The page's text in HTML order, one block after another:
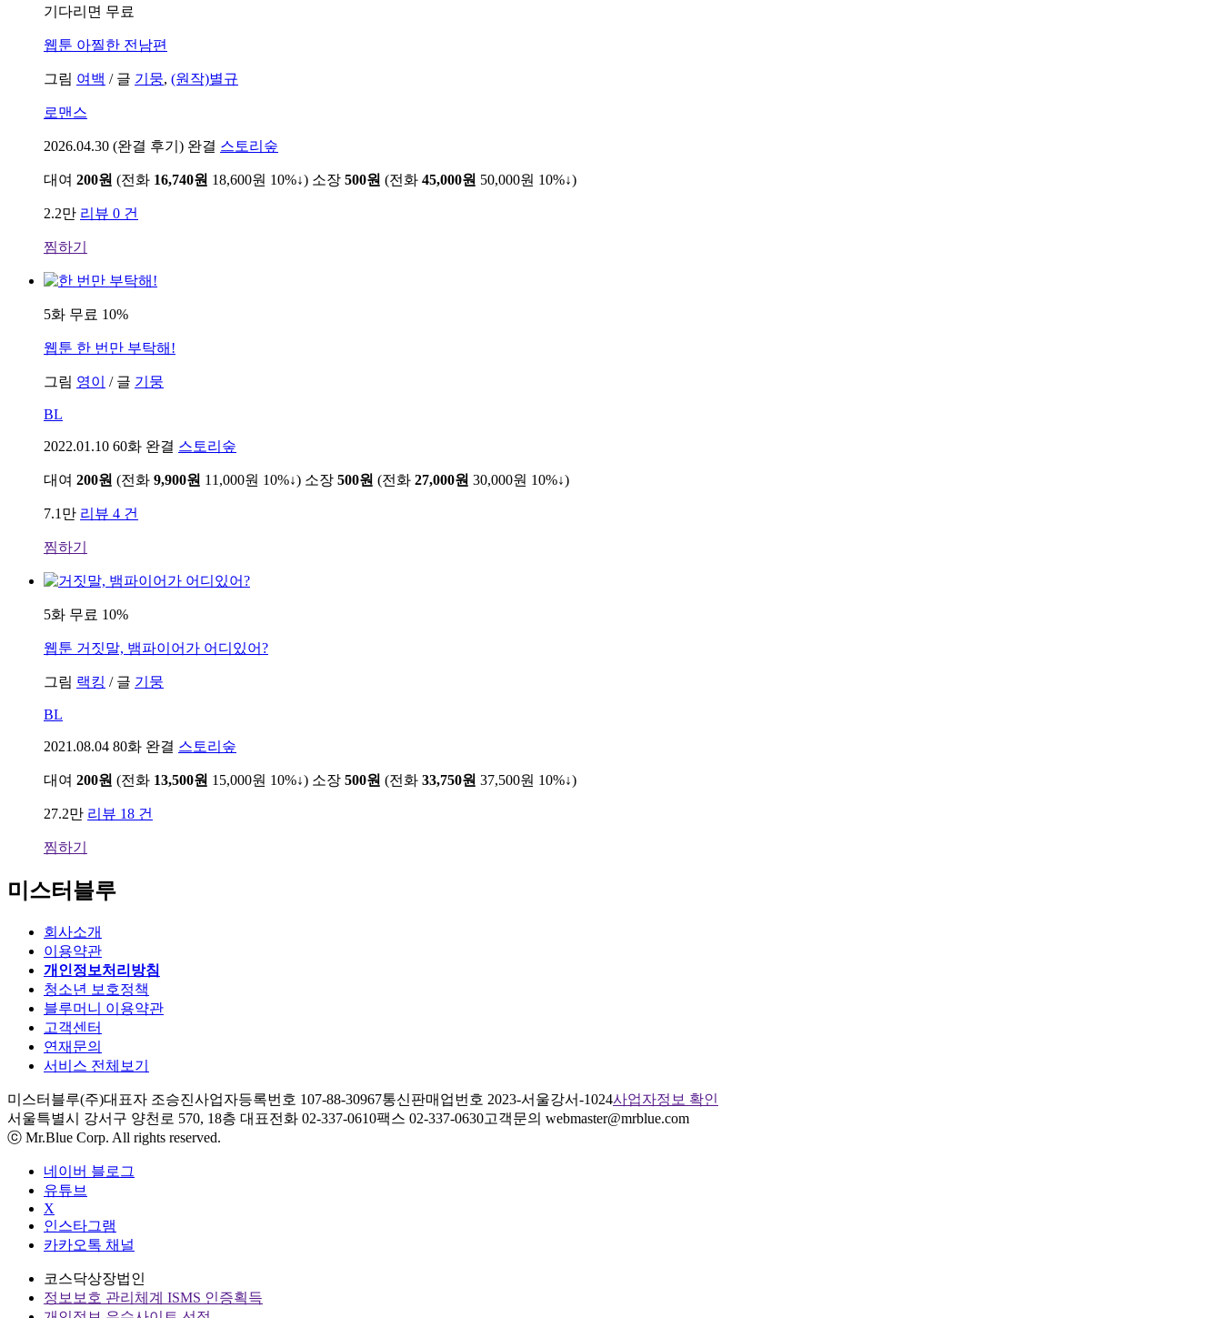
기다리면 무료
웹툰 아찔한 전남편
그림 여백 / 글 기뭉, (원작)별규
로맨스
2026.04.30 (완결 후기) 완결 스토리숲
대여 200원 (전화 16,740원 18,600원 10%↓) 소장 500원 (전화 45,000원 50,000원 10%↓)
2.2만 리뷰 0 건
찜하기
5화 무료 10%
웹툰 한 번만 부탁해!
그림 영이 / 글 기뭉
BL
2022.01.10 60화 완결 스토리숲
대여 200원 (전화 9,900원 11,000원 10%↓) 소장 500원 (전화 27,000원 30,000원 10%↓)
7.1만 리뷰 4 건
찜하기
5화 무료 10%
웹툰 거짓말, 뱀파이어가 어디있어?
그림 랙킹 / 글 기뭉
BL
2021.08.04 80화 완결 스토리숲
대여 200원 (전화 13,500원 15,000원 10%↓) 소장 500원 (전화 33,750원 37,500원 10%↓)
27.2만 리뷰 18 건
찜하기
미스터블루
회사소개
이용약관
개인정보처리방침
청소년 보호정책
블루머니 이용약관
고객센터
연재문의
서비스 전체보기
미스터블루(주)대표자 조승진사업자등록번호 107-88-30967통신판매업번호 2023-서울강서-1024사업자정보 확인
서울특별시 강서구 양천로 570, 18층 대표전화 02-337-0610팩스 02-337-0630고객문의 webmaster@mrblue.com
ⓒ Mr.Blue Corp. All rights reserved.
네이버 블로그
유튜브
X
인스타그램
카카오톡 채널
코스닥상장법인
정보보호 관리체계 ISMS 인증획득